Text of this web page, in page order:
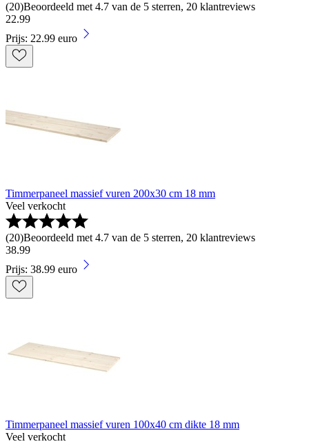
(20)Beoordeeld met 4.7 van de 5 sterren, 20 klantreviews
22.99
Prijs: 22.99 euro
Timmerpaneel massief vuren 200x30 cm 18 mm
Veel verkocht
(20)Beoordeeld met 4.7 van de 5 sterren, 20 klantreviews
38.99
Prijs: 38.99 euro
Timmerpaneel massief vuren 100x40 cm dikte 18 mm
Veel verkocht